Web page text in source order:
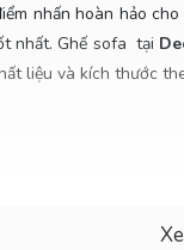
nhấn hoàn hảo
nhất. Ghế sofa tại
liệu và kích thước